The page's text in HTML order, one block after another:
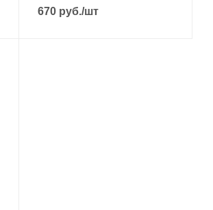
670 руб./шт